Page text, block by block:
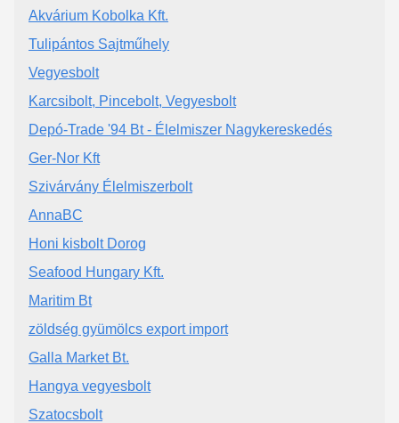
Akvárium Kobolka Kft.
Tulipántos Sajtműhely
Vegyesbolt
Karcsibolt, Pincebolt, Vegyesbolt
Depó-Trade '94 Bt - Élelmiszer Nagykereskedés
Ger-Nor Kft
Szivárvány Élelmiszerbolt
AnnaBC
Honi kisbolt Dorog
Seafood Hungary Kft.
Maritim Bt
zöldség gyümölcs export import
Galla Market Bt.
Hangya vegyesbolt
Szatocsbolt